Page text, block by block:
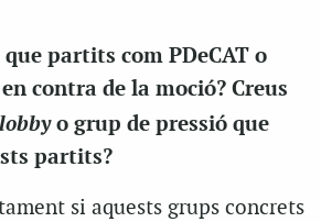
partits com PDeCAT o
contra de la moció? Creus
lobbyo grup de pressió que
partits?
si aquests grups concrets